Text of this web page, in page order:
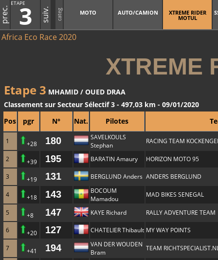
3
ETAPE
suiv. categ MOTO AUTO/CAMION XTREME RIDER
MOTUL
Africa Eco Race 2020
XTREME
Etape 3 MHAMID / OUED DRAA
Classement sur Secteur Sélectif 3 - 497,03 km - 09/01/2020
Pos
pgr N° Nat. Pilotes
1 +28 180
SAVELKOULS
Stephan
RACING TEAM
2 +39 195 BARATIN Amaury HORIZON MOTO 95
3 +19 131 BERGLUND Anders ANDERS BERGLUND
4 +18 143
BOCOUM
Mamadou
MAD BIKES SENEGAL
5 +8 147 KAYE Richard RALLY ADVENTURE TEAM
6 +20 127 CHATELIER Thibault MY WAY POINTS
7 +41 194
VAN DER WOUDEN
Bram
TEAM